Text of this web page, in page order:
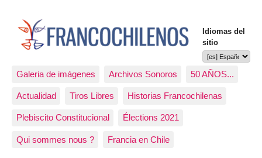
Idiomas del
sitio
Galeria de imágenes Archivos Sonoros 50 AÑOS...
Actualidad Tiros Libres Historias Francochilenas
Plebiscito Constitucional Élections 2021
Qui sommes nous ? Francia en Chile